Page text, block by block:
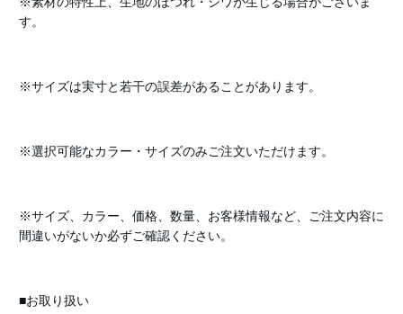
す。
※サイズは実寸と若干の誤差があることがあります。
※選択可能なカラー・サイズのみご注文いただけます。
※サイズ、カラー、価格、数量、お客様情報など、ご注文内容に
間違いがないか必ずご確認ください。
■お取り扱い